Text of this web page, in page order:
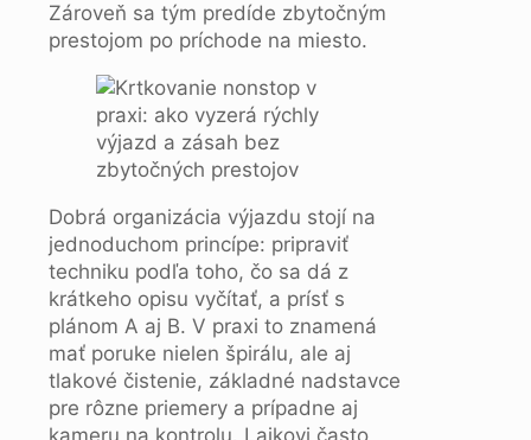
Zároveň sa tým predíde zbytočným
prestojom po príchode na miesto.
Dobrá organizácia výjazdu stojí na
jednoduchom princípe: pripraviť
techniku podľa toho, čo sa dá z
krátkeho opisu vyčítať, a prísť s
plánom A aj B. V praxi to znamená
mať poruke nielen špirálu, ale aj
tlakové čistenie, základné nadstavce
pre rôzne priemery a prípadne aj